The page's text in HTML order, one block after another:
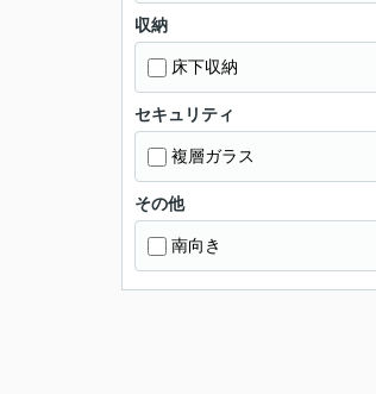
収納
床下収納
セキュリティ
複層ガラス
その他
南向き